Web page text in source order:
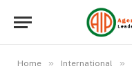
Home » International »